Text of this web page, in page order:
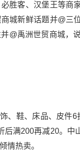
胜客、汉堡王等商
城新鲜话题并@三
@禹洲世贸商城，
、鞋、床品、皮件
满200再减20。中
情热卖。